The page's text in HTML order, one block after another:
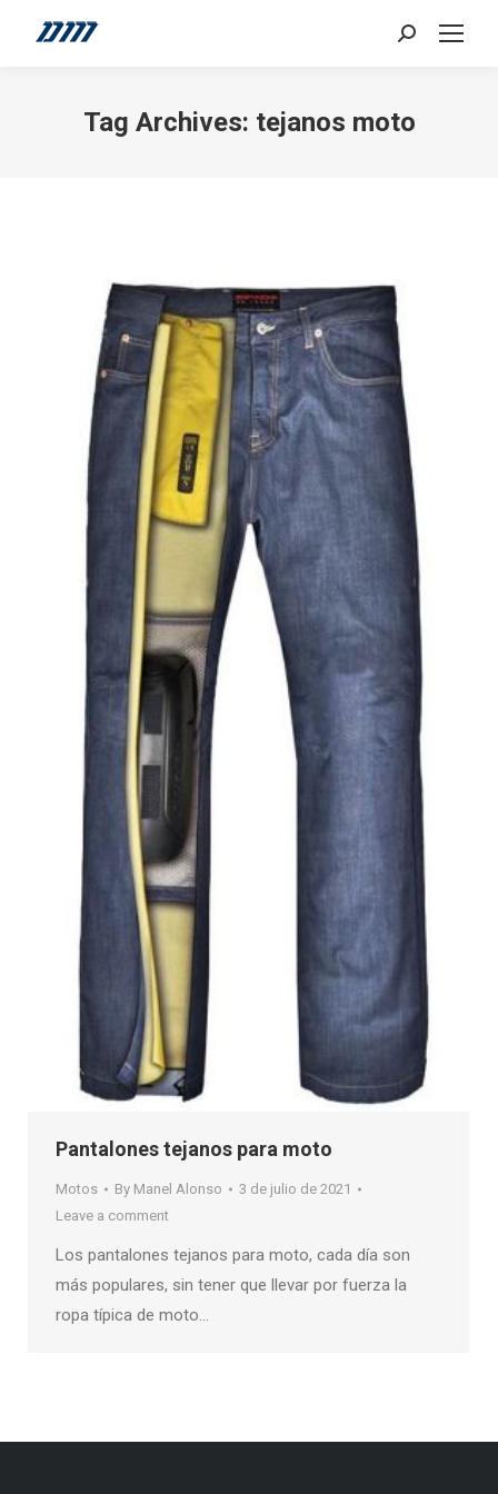
Search:
Tag Archives: tejanos moto
Pantalones tejanos para moto
Motos By Manel Alonso
3 de julio de 2021
Leave a comment
Los pantalones tejanos para moto, cada día son
más populares, sin tener que llevar por fuerza la
ropa típica de moto…